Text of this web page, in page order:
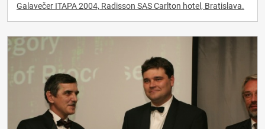
Galavečer ITAPA 2004, Radisson SAS Carlton hotel, Bratislava.